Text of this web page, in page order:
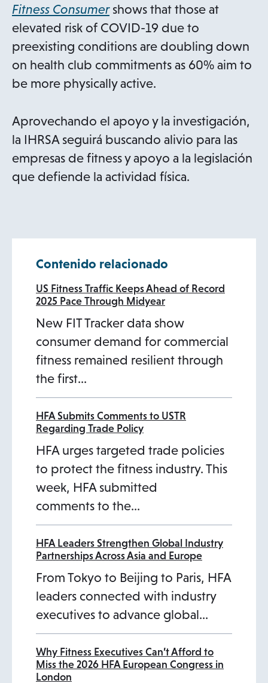
Fitness Consumero
p
e
n
s
n
a
n
e
shows that those at
elevated risk of COVID-19 due to
preexisting conditions are doubling down
on health club commitments as 60% aim to
be more physically active.
Aprovechando el apoyo y la investigación,
la IHRSA seguirá buscando alivio para las
empresas de fitness y apoyo a la legislación
que defiende la actividad física.
Contenido relacionado
US Fitness Traffic Keeps Ahead of Record
2025 Pace Through Midyear
New FIT Tracker data show
consumer demand for commercial
fitness remained resilient through
the first…
HFA Submits Comments to USTR
Regarding Trade Policy
HFA urges targeted trade policies
to protect the fitness industry. This
week, HFA submitted
comments to the…
HFA Leaders Strengthen Global Industry
Partnerships Across Asia and Europe
From Tokyo to Beijing to Paris, HFA
leaders connected with industry
executives to advance global…
Why Fitness Executives Can’t Afford to
Miss the 2026 HFA European Congress in
London